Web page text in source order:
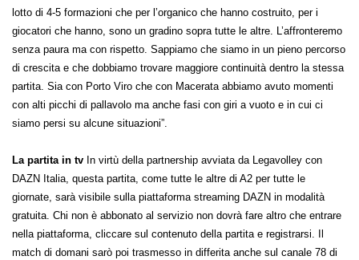
lotto di 4-5 formazioni che per l’organico che hanno costruito, per i
giocatori che hanno, sono un gradino sopra tutte le altre. L’affronteremo
senza paura ma con rispetto. Sappiamo che siamo in un pieno percorso
di crescita e che dobbiamo trovare maggiore continuità dentro la stessa
partita. Sia con Porto Viro che con Macerata abbiamo avuto momenti
con alti picchi di pallavolo ma anche fasi con giri a vuoto e in cui ci
siamo persi su alcune situazioni”.
La partita in tv In virtù della partnership avviata da Legavolley con
DAZN Italia, questa partita, come tutte le altre di A2 per tutte le
giornate, sarà visibile sulla piattaforma streaming DAZN in modalità
gratuita. Chi non è abbonato al servizio non dovrà fare altro che entrare
nella piattaforma, cliccare sul contenuto della partita e registrarsi. Il
match di domani sarò poi trasmesso in differita anche sul canale 78 di